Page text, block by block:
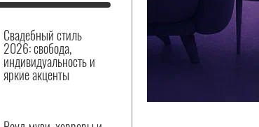
Свадебный стиль
2026: свобода,
индивидуальность и
яркие акценты